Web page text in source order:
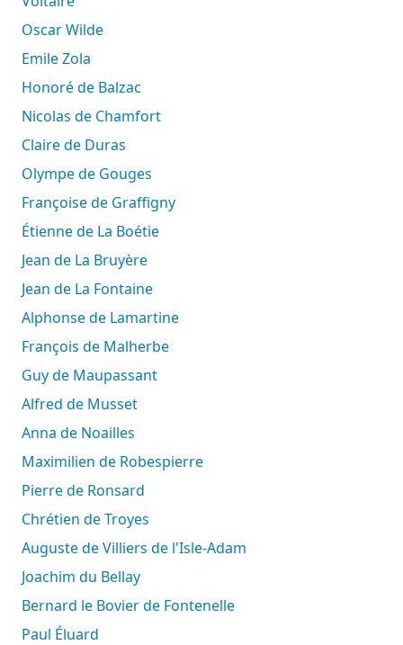
Oscar Wilde
Emile Zola
Honoré de Balzac
Nicolas de Chamfort
Claire de Duras
Olympe de Gouges
Françoise de Graffigny
Étienne de La Boétie
Jean de La Bruyère
Jean de La Fontaine
Alphonse de Lamartine
François de Malherbe
Guy de Maupassant
Alfred de Musset
Anna de Noailles
Maximilien de Robespierre
Pierre de Ronsard
Chrétien de Troyes
Auguste de Villiers de l'Isle-Adam
Joachim du Bellay
Bernard le Bovier de Fontenelle
Paul Éluard